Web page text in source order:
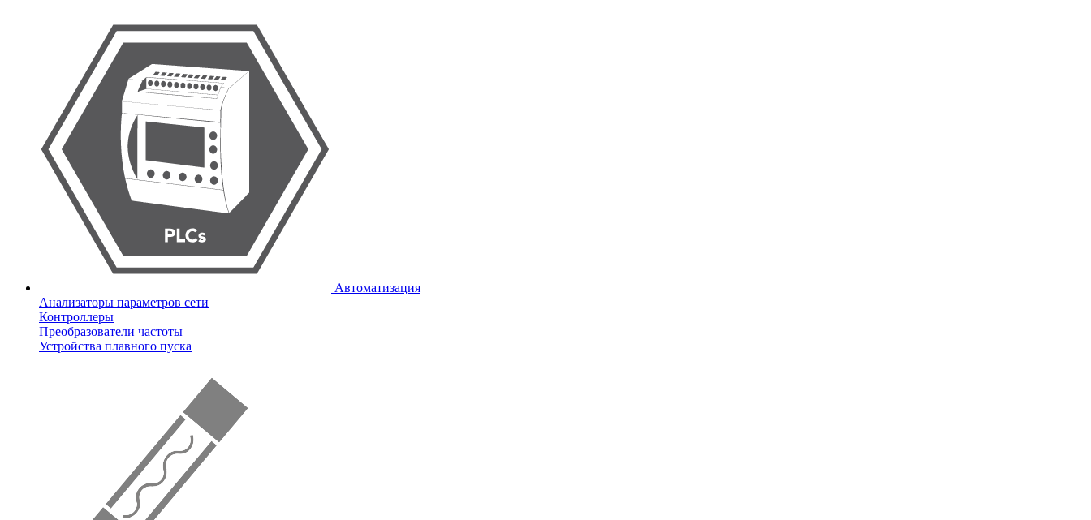
Автоматизация
Анализаторы параметров сети
Контроллеры
Преобразователи частоты
Устройства плавного пуска